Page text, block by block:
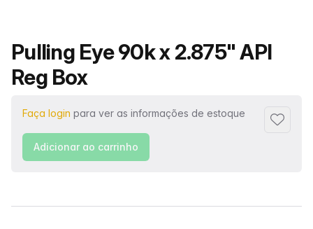
Nome do produto
Pulling Eye 90k x 2.875" API
Reg Box
Faça login para ver as informações de estoque
Adicionar ao carrinho